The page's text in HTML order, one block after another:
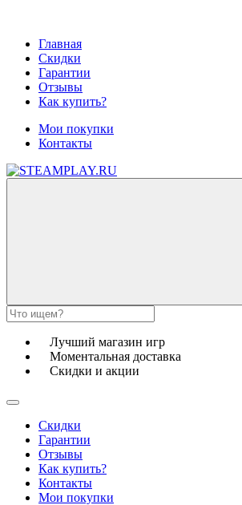
Главная
Скидки
Гарантии
Отзывы
Как купить?
Мои покупки
Контакты
Лучший магазин игр
Моментальная доставка
Скидки и акции
Скидки
Гарантии
Отзывы
Как купить?
Контакты
Мои покупки